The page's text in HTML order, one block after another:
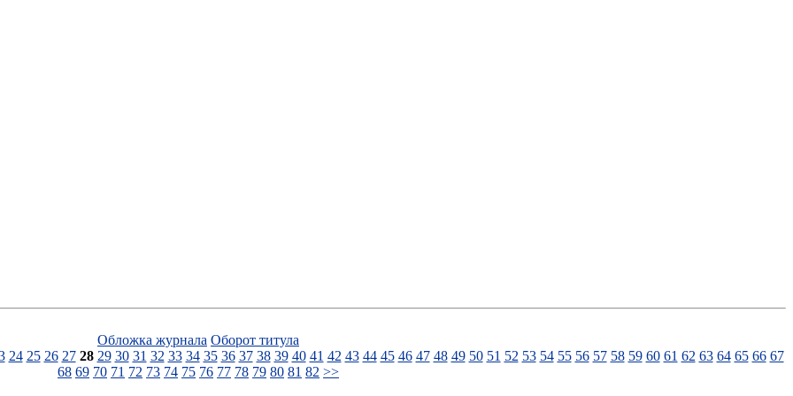
Обложка журнала Оборот титула
24 25 26 27 28 29 30 31 32 33 34 35 36 37 38 39 40 41 42 43 44 45 46 47 48 49 50 51 52 53 54 55 56 57 58 59 60 61 62 63 64 65 66 67
68 69 70 71 72 73 74 75 76 77 78 79 80 81 82 >>